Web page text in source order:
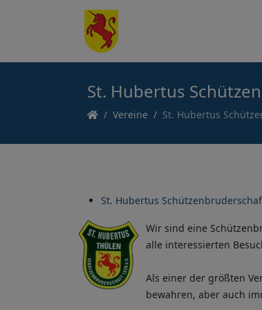
St. Hubertus
Vereine St. Hubertus
St. Hubertus
Wir sind eine
alle interessierten
Als einer der größten
bewahren, aber auch